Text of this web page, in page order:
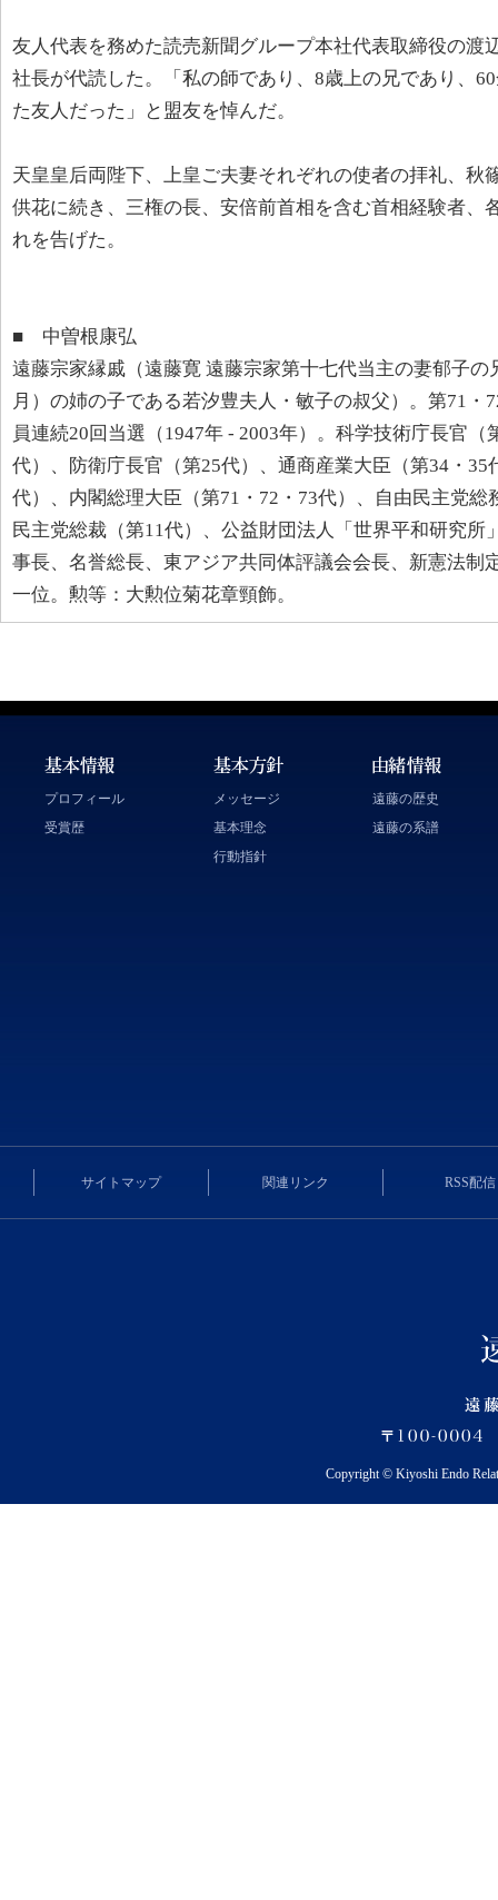
友人代表を務めた読売新聞グループ本社代表取締役の渡
社長が代読した。「私の師であり、8歳上の兄であり、
た友人だった」と盟友を悼んだ。
天皇皇后両陛下、上皇ご夫妻それぞれの使者の拝礼、秋
供花に続き、三権の長、安倍前首相を含む首相経験者、
れを告げた。
■ 中曽根康弘
遠藤宗家縁戚（遠藤寛 遠藤宗家第十七代当主の妻郁子
月）の姉の子である若汐豊夫人・敏子の叔父）。第71・
員連続20回当選（1947年 - 2003年）。科学技術庁長官
代）、防衛庁長官（第25代）、通商産業大臣（第34・35
代）、内閣総理大臣（第71・72・73代）、自由民主党
民主党総裁（第11代）、公益財団法人「世界平和研究所
事長、名誉総長、東アジア共同体評議会会長、新憲法制
一位。勲等：大勲位菊花章頸飾。
プロフィール
受賞歴
メッセージ
基本理念
行動指針
遠藤の歴史
遠藤の系譜
サイトマップ 関連リンク RSS配信
Copyright © Kiyoshi Endo